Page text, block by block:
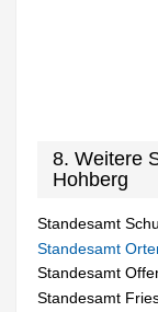
8. Weitere
Hohberg
Standesamt
Standesamt
Standesamt
Standesamt